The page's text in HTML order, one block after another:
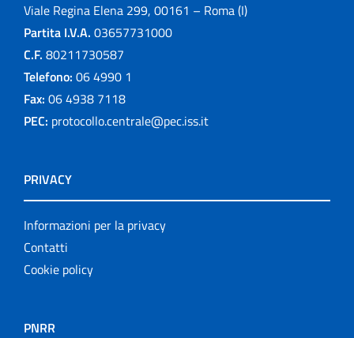
Viale Regina Elena 299, 00161 – Roma (I)
Partita I.V.A. 03657731000
C.F. 80211730587
Telefono: 06 4990 1
Fax: 06 4938 7118
PEC: protocollo.centrale@pec.iss.it
PRIVACY
Informazioni per la privacy
Contatti
Cookie policy
PNRR